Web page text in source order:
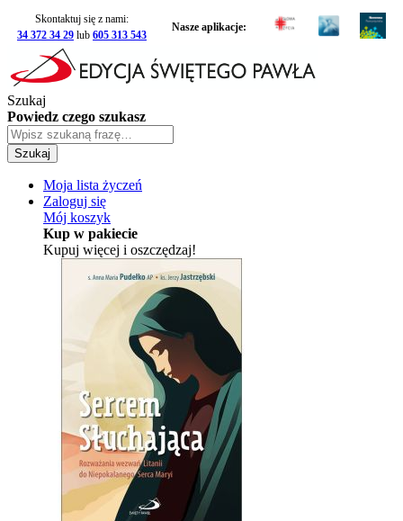
Skontaktuj się z nami:
34 372 34 29 lub 605 313 543
Nasze aplikacje:
Szukaj
Powiedz czego szukasz
Szukaj
Moja lista życzeń
Zaloguj się
Mój koszyk
Kup w pakiecie
Kupuj więcej i oszczędzaj!